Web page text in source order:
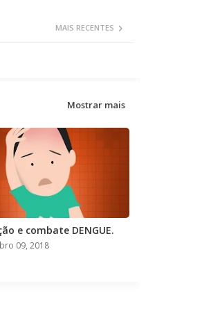
MAIS RECENTES
Mostrar mais
e combate DENGUE.
09, 2018